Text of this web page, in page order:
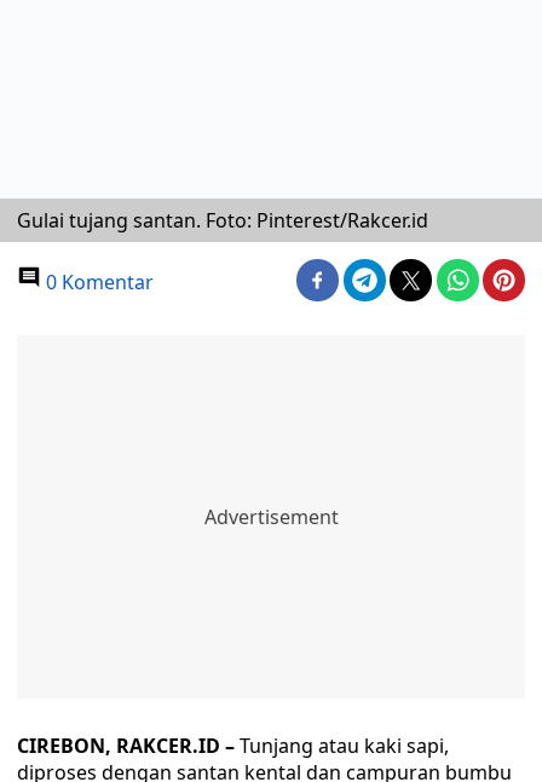
Gulai tujang santan. Foto: Pinterest/Rakcer.id
0 Komentar
CIREBON, RAKCER.ID –Tunjang atau kaki sapi,
diproses dengan santan kental dan campuran bumbu